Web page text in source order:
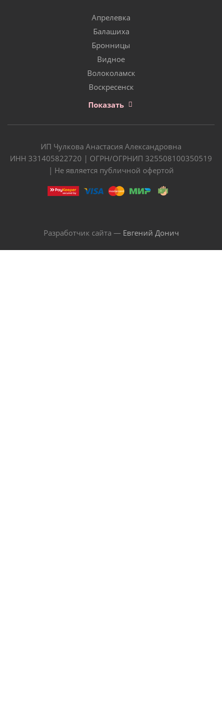
Апрелевка
Балашиха
Бронницы
Видное
Волоколамск
Воскресенск
Показать
ИП Чулкова Анастасия Александровна
ИНН 331405822720 | ОГРН/ОГРНИП 325508100350519
| Не является публичной офертой
Разработчик сайта — Евгений Донич